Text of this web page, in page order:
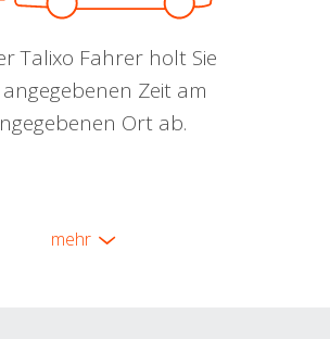
Talixo Fahrer holt Sie
Zeit am
Ort ab.
mehr